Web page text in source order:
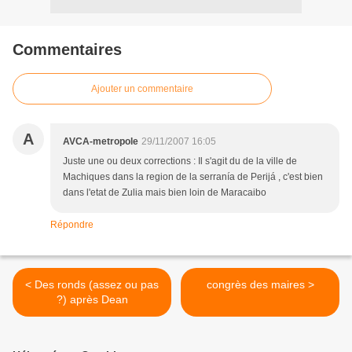
Commentaires
Ajouter un commentaire
A AVCA-metropole 29/11/2007 16:05
Juste une ou deux corrections : Il s'agit du de la ville de
Machiques dans la region de la serranía de Perijá , c'est bien
dans l'etat de Zulia mais bien loin de Maracaibo
Répondre
< Des ronds (assez ou pas
?) après Dean
congrès des maires >